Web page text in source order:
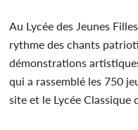
Au Lycée des Jeunes
rythme des chants
démonstrations
qui a rassemblé les 750
site et le Lycée Classique